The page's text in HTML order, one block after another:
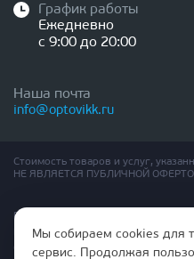
График работы
Ежедневно
с 9:00 до 20:00
Наша почта
info@optovikk.ru
Стоимость товаров и услуг,
НЕ ЯВЛЯЕТСЯ ПУБЛИЧНОЙ
Правила эксплутации входных и
Политика обработки
Согласие на обработку
Мы собираем cookies для
сервис. Продолжая